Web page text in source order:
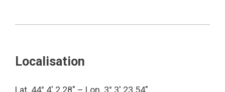
Localisation
Lat. 44° 4′ 2.28″ – Lon. 3° 3′ 23.54″